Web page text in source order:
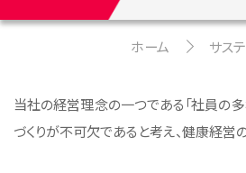
ホーム サス
当社の経営理念の一つである「社員の
づくりが不可欠であると考え、健康経営